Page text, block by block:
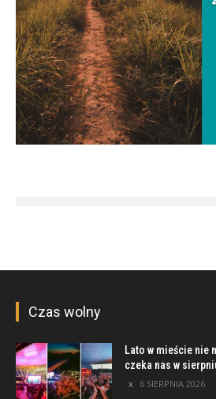
Czas wolny
Lato w mieście nie
czeka nas w
6 SIERPNIA 2026